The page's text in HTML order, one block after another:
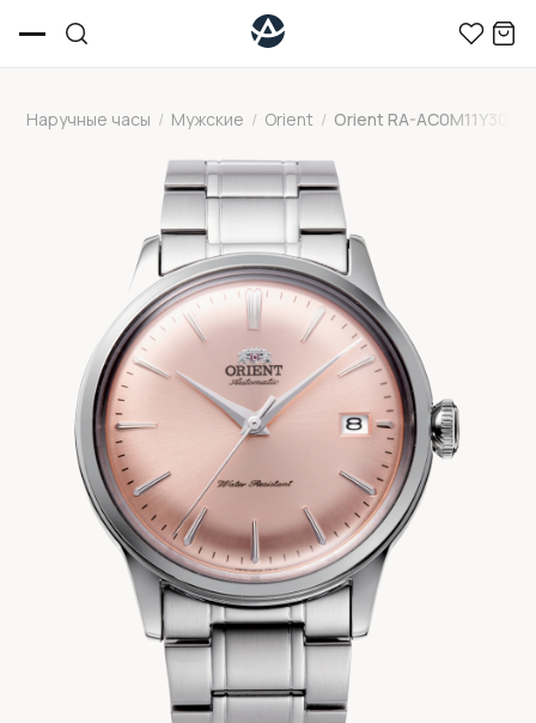
Наручные часы / Мужские / Orient / Orient RA-AC0M11Y30